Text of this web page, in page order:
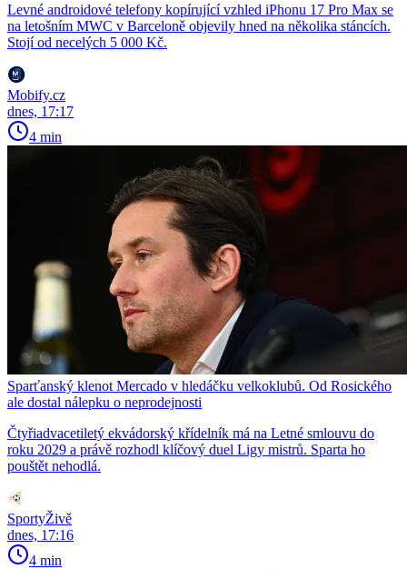
Levné androidové telefony kopírující vzhled iPhonu 17 Pro Max se
na letošním MWC v Barceloně objevily hned na několika stáncích.
Stojí od necelých 5 000 Kč.
Mobify.cz
dnes, 17:17
4 min
Sparťanský klenot Mercado v hledáčku velkoklubů. Od Rosického
ale dostal nálepku o neprodejnosti
Čtyřiadvacetiletý ekvádorský křídelník má na Letné smlouvu do
roku 2029 a právě rozhodl klíčový duel Ligy mistrů. Sparta ho
pouštět nehodlá.
SportyŽivě
dnes, 17:16
4 min